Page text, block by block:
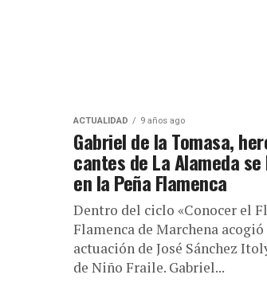
ACTUALIDAD 9 años ago
Gabriel de la Tomasa,
cantes de La Alameda
en la Peña Flamenca
Dentro del ciclo «Conocer el
Flamenca de Marchena
actuación de José Sánchez
de Niño Fraile. Gabriel...